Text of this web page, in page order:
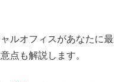
ルオフィスがあなたに
点も解説します。